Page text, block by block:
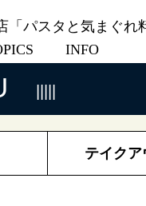
「パスタと気まぐれ
INFO
テイクア